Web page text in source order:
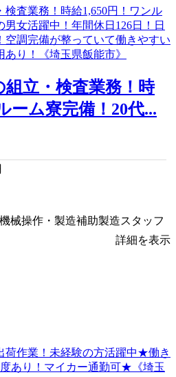
立・検査業務！時
ーム寮完備！20代...
械操作・製造補助製造スタッフ
詳細を表示